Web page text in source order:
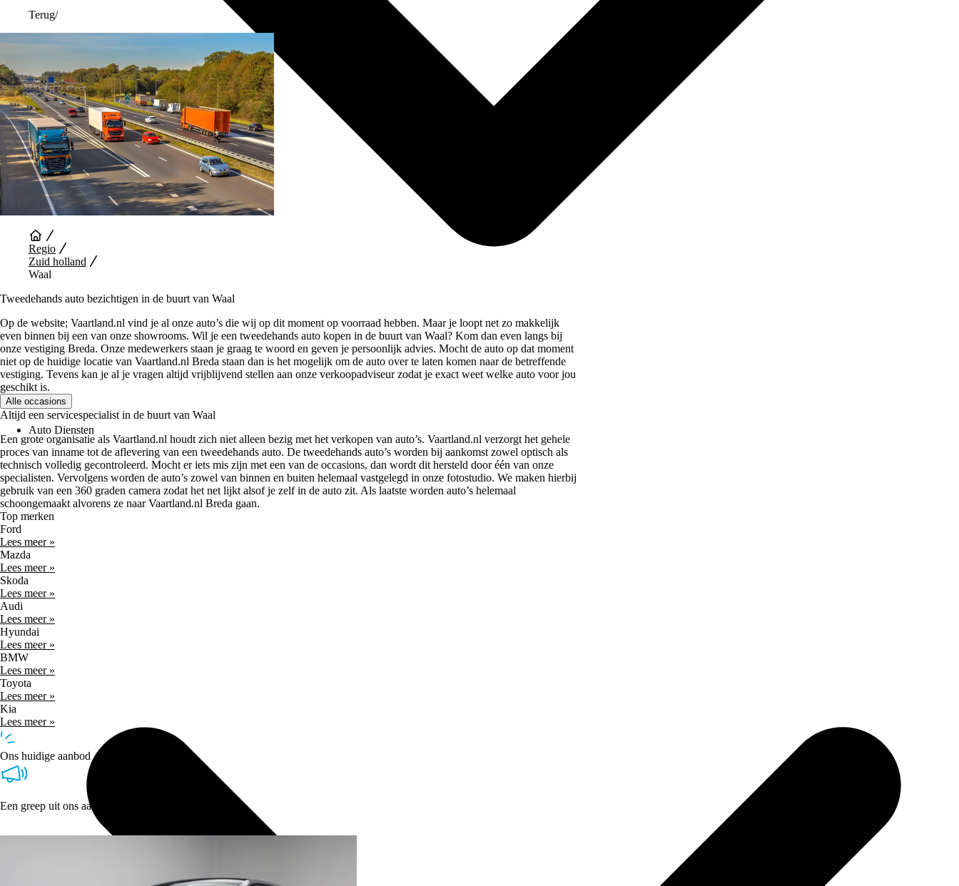
Auto Diensten
Terug/
Regio
Zuid holland
Waal
Tweedehands auto bezichtigen in de buurt van Waal
Op de website; Vaartland.nl vind je al onze auto’s die wij op dit moment op voorraad hebben. Maar je loopt net zo makkelijk
even binnen bij een van onze showrooms. Wil je een tweedehands auto kopen in de buurt van Waal? Kom dan even langs bij
onze vestiging Breda. Onze medewerkers staan je graag te woord en geven je persoonlijk advies. Mocht de auto op dat moment
niet op de huidige locatie van Vaartland.nl Breda staan dan is het mogelijk om de auto over te laten komen naar de betreffende
vestiging. Tevens kan je al je vragen altijd vrijblijvend stellen aan onze verkoopadviseur zodat je exact weet welke auto voor jou
geschikt is.
Alle occasions
Altijd een servicespecialist in de buurt van Waal
Een grote organisatie als Vaartland.nl houdt zich niet alleen bezig met het verkopen van auto’s. Vaartland.nl verzorgt het gehele
proces van inname tot de aflevering van een tweedehands auto. De tweedehands auto’s worden bij aankomst zowel optisch als
technisch volledig gecontroleerd. Mocht er iets mis zijn met een van de occasions, dan wordt dit hersteld door één van onze
specialisten. Vervolgens worden de auto’s zowel van binnen en buiten helemaal vastgelegd in onze fotostudio. We maken hierbij
gebruik van een 360 graden camera zodat het net lijkt alsof je zelf in de auto zit. Als laatste worden auto’s helemaal
schoongemaakt alvorens ze naar Vaartland.nl Breda gaan.
Top merken
Ford
Lees meer »
Mazda
Lees meer »
Skoda
Lees meer »
Audi
Lees meer »
Hyundai
Lees meer »
BMW
Lees meer »
Toyota
Lees meer »
Kia
Lees meer »
Ons huidige aanbod
Een greep uit ons aanbod